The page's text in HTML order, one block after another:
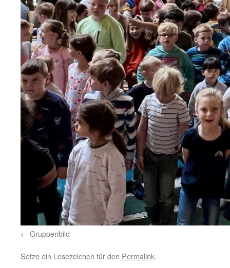
Gruppenbild
Setze ein Lesezeichen für den Permalink.